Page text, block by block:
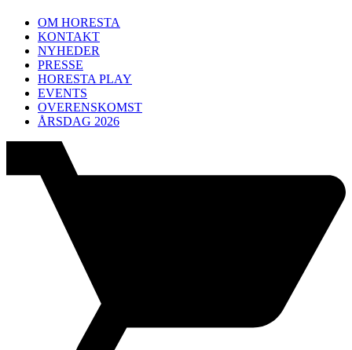
OM HORESTA
KONTAKT
NYHEDER
PRESSE
HORESTA PLAY
EVENTS
OVERENSKOMST
ÅRSDAG 2026